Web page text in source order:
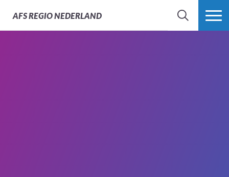
AFSREGIO NEDERLAND
ZOEK MEER